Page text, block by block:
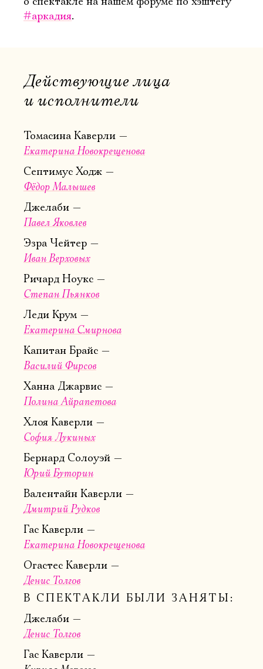
#аркадия.
Действующие лица
и исполнители
Томасина Каверли
Екатерина Новокрещенова
Септимус Ходж
Фёдор Малышев
Джелаби
Павел Яковлев
Эзра Чейтер
Иван Верховых
Ричард Ноукс
Степан Пьянков
Леди Крум
Екатерина Смирнова
Капитан Брайс
Василий Фирсов
Ханна Джарвис
Полина Айрапетова
Хлоя Каверли
София Лукиных
Бернард Солоуэй
Юрий Буторин
Валентайн Каверли
Дмитрий Рудков
Гас Каверли
Екатерина Новокрещенова
Огастес Каверли
Денис Толгов
В СПЕКТАКЛИ БЫЛИ ЗАНЯТЫ:
Джелаби
Денис Толгов
Гас Каверли
Ознакомиться